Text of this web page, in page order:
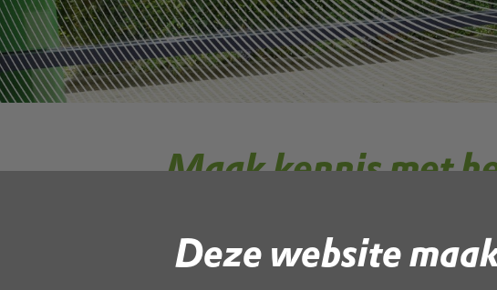
Deze website
Maak kennis met